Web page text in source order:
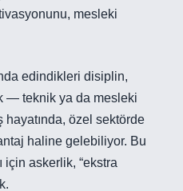
mesleki
edindikleri disiplin,
— teknik ya da mesleki
özel sektörde
haline gelebiliyor. Bu
askerlik, “ekstra